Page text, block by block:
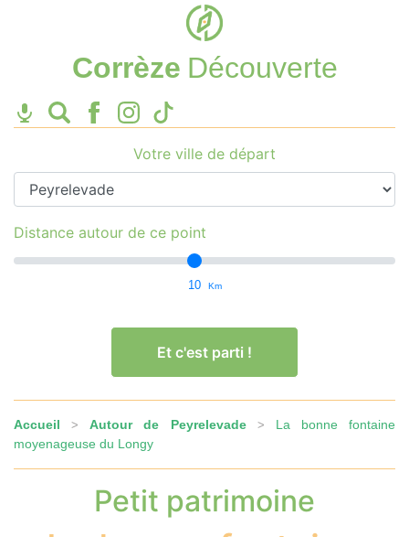
Corrèze Découverte
Votre ville de départ
Distance autour de ce point
10 Km
Et c'est parti !
Accueil >Autour de Peyrelevade> La bonne fontaine
moyenageuse du Longy
Petit patrimoine